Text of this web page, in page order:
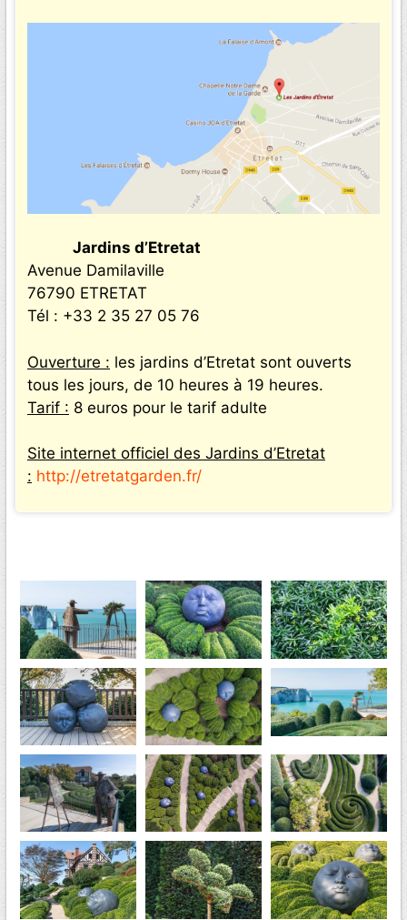
Jardins d’Etretat
Avenue Damilaville
76790 ETRETAT
Tél : +33 2 35 27 05 76
Ouverture : les jardins d’Etretat sont ouverts
tous les jours, de 10 heures à 19 heures.
Tarif : 8 euros pour le tarif adulte
Site internet officiel des Jardins d’Etretat
: http://etretatgarden.fr/